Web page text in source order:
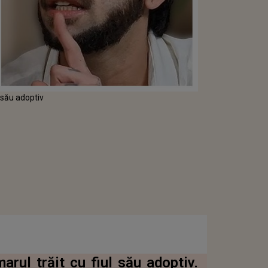
adoptiv
trăit cu fiul său adoptiv.